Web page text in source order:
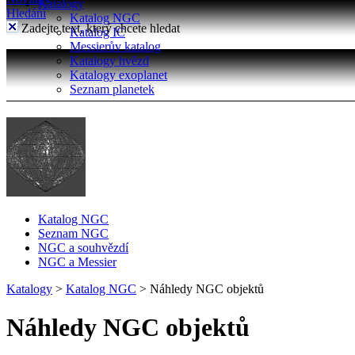
Katalogy
Katalog NGC
Katalog IC
Messierův katalog
Katalogy hvězd
Katalogy exoplanet
Seznam planetek
Hledání
Zadejte text, který chcete hledat
Katalog NGC
Seznam NGC
NGC a souhvězdí
NGC a Messier
Katalogy > Katalog NGC > Náhledy NGC objektů
Náhledy NGC objektů